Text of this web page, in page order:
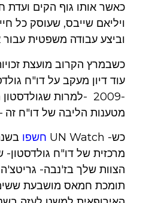
כאשר אותו גוף הקים ועדת
ויליאם שייבס, שעוסק כל
וביצע עבודה משפטית
כשבמרץ הקרוב מועצת
עוד דיון מעקב על דו"ח
-2009 -למרות
מטענות הליבה של דו"ח
כש- UN Watch
חשפו
מרכזית של דו"ח גולדסטון-
הצוות שלך בז'נבה-
תומכת חמאס מושבעת